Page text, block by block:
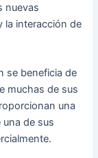
nuevas
la interacción de
se beneficia de
muchas de sus
una
de sus